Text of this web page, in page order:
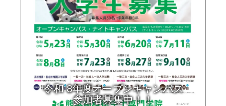
令和 8年度オープンキャンパス
参加者募集中！！